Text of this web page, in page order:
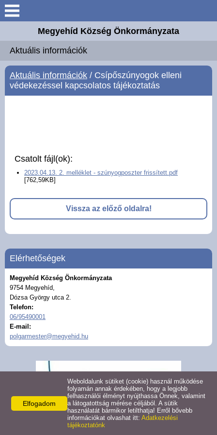
Keresés
Megyehíd
Választási információk
Civil szervezetek
Felhívások
Turizmus
Gazdaság
Galéria
Közérdekű adatok
Megyehíd Község Önkormányzata
Aktuális információk
Aktuális információk / Csípőszúnyogok elleni
védekezéssel kapcsolatos tájékoztatás
Csatolt fájl(ok):
2023.04.13. 2. melléklet - szúnyogposzter frissített.pdf
[762,59KB]
Vissza az előző oldalra!
Elérhetőségek
Megyehíd Község Önkormányzata
9754 Megyehíd,
Dózsa György utca 2.
Telefon:
06/95490001
E-mail:
polgarmester@megyehid.hu
Elfogadom
Weboldalunk sütiket (cookie) használ működése
folyamán annak érdekében, hogy a legjobb
felhasználói élményt nyújthassa Önnek, valamint
a látogatottság mérése céljából. A sütik
használatát bármikor letilthatja! Erről bővebb
információkat olvashat itt: Adatkezelési
tájékoztatónk